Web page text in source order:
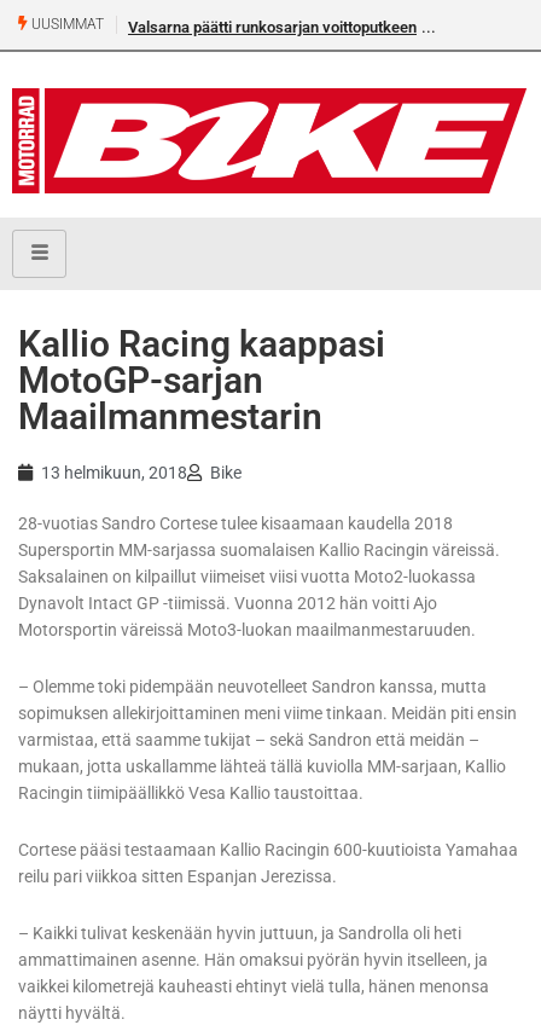
UUSIMMAT Valsarna päätti runkosarjan voittoputkeen
Kallio Racing kaappasi
MotoGP-sarjan
Maailmanmestarin
13 helmikuun, 2018 Bike
28-vuotias Sandro Cortese tulee kisaamaan kaudella 2018
Supersportin MM-sarjassa suomalaisen Kallio Racingin väreissä.
Saksalainen on kilpaillut viimeiset viisi vuotta Moto2-luokassa
Dynavolt Intact GP -tiimissä. Vuonna 2012 hän voitti Ajo
Motorsportin väreissä Moto3-luokan maailmanmestaruuden.
– Olemme toki pidempään neuvotelleet Sandron kanssa, mutta
sopimuksen allekirjoittaminen meni viime tinkaan. Meidän piti ensin
varmistaa, että saamme tukijat – sekä Sandron että meidän –
mukaan, jotta uskallamme lähteä tällä kuviolla MM-sarjaan, Kallio
Racingin tiimipäällikkö Vesa Kallio taustoittaa.
Cortese pääsi testaamaan Kallio Racingin 600-kuutioista Yamahaa
reilu pari viikkoa sitten Espanjan Jerezissa.
– Kaikki tulivat keskenään hyvin juttuun, ja Sandrolla oli heti
ammattimainen asenne. Hän omaksui pyörän hyvin itselleen, ja
vaikkei kilometrejä kauheasti ehtinyt vielä tulla, hänen menonsa
näytti hyvältä.